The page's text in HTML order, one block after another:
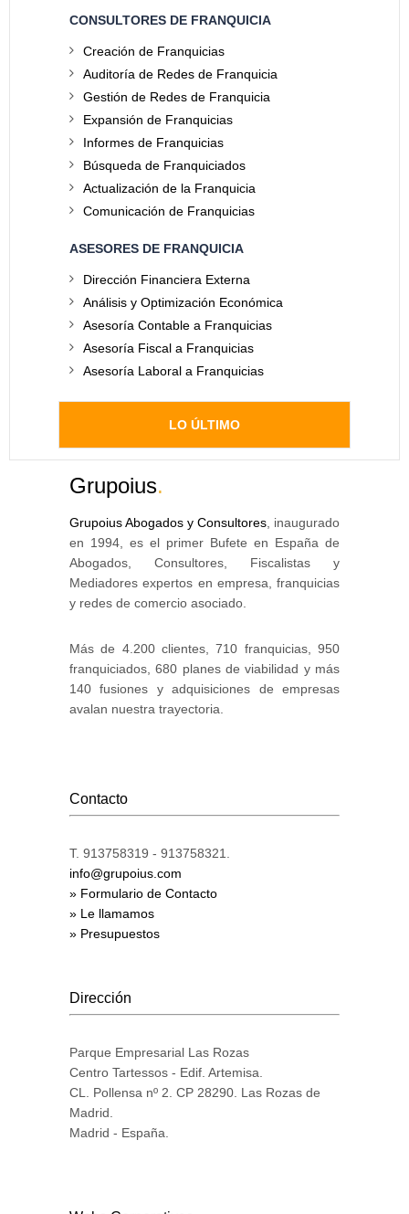
CONSULTORES DE FRANQUICIA
Creación de Franquicias
Auditoría de Redes de Franquicia
Gestión de Redes de Franquicia
Expansión de Franquicias
Informes de Franquicias
Búsqueda de Franquiciados
Actualización de la Franquicia
Comunicación de Franquicias
ASESORES DE FRANQUICIA
Dirección Financiera Externa
Análisis y Optimización Económica
Asesoría Contable a Franquicias
Asesoría Fiscal a Franquicias
Asesoría Laboral a Franquicias
LO ÚLTIMO
Grupoius.
Grupoius Abogados y Consultores , inaugurado
en 1994, es el primer Bufete en España de
Abogados, Consultores, Fiscalistas y
Mediadores expertos en empresa, franquicias
y redes de comercio asociado.
Más de 4.200 clientes, 710 franquicias, 950
franquiciados, 680 planes de viabilidad y más
140 fusiones y adquisiciones de empresas
avalan nuestra trayectoria.
Contacto
T. 913758319 - 913758321.
info@grupoius.com
» Formulario de Contacto
» Le llamamos
» Presupuestos
Dirección
Parque Empresarial Las Rozas
Centro Tartessos - Edif. Artemisa.
CL. Pollensa nº 2. CP 28290. Las Rozas de
Madrid.
Madrid - España.